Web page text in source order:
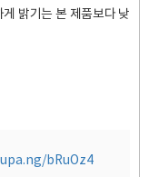
밝기는 본 제품보다 낮
bRuOz4